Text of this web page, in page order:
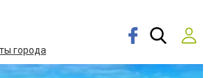
города